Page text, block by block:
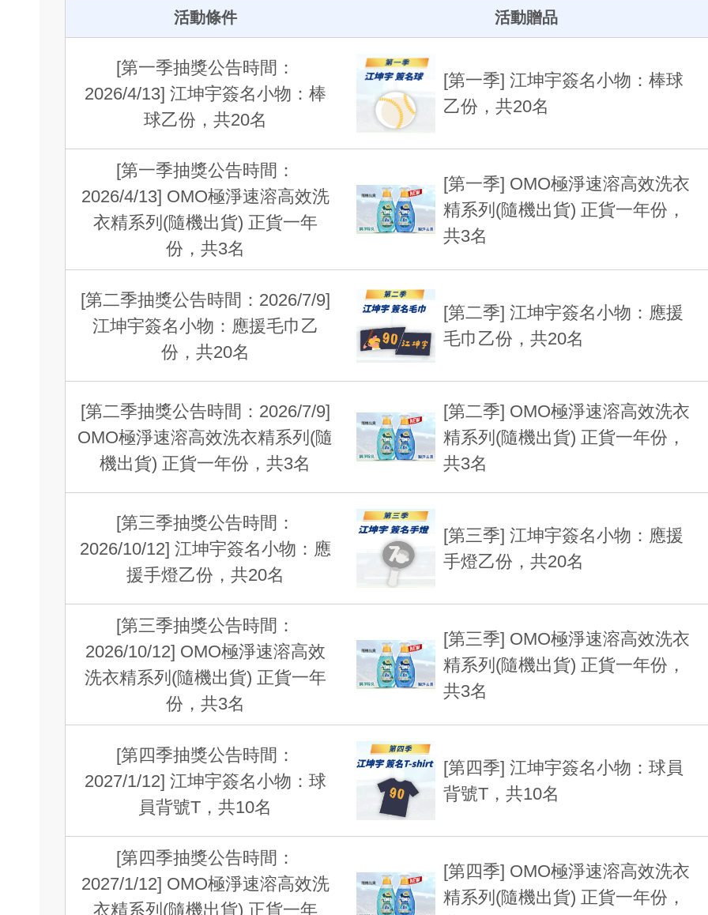
活動條件 活動贈品
[第一季抽獎公告時間：
2026/4/13] 江坤宇簽名小物：棒
球乙份，共20名
[第一季] 江坤宇簽名小物：棒球
乙份，共20名
[第一季抽獎公告時間：
2026/4/13] OMO極淨速溶高效洗
衣精系列(隨機出貨) 正貨一年
份，共3名
[第一季] OMO極淨速溶高效洗衣
精系列(隨機出貨) 正貨一年份，
共3名
[第二季抽獎公告時間：2026/7/9]
江坤宇簽名小物：應援毛巾乙
份，共20名
[第二季] 江坤宇簽名小物：應援
毛巾乙份，共20名
[第二季抽獎公告時間：2026/7/9]
OMO極淨速溶高效洗衣精系列(隨
機出貨) 正貨一年份，共3名
[第二季] OMO極淨速溶高效洗衣
精系列(隨機出貨) 正貨一年份，
共3名
[第三季抽獎公告時間：
2026/10/12] 江坤宇簽名小物：應
援手燈乙份，共20名
[第三季] 江坤宇簽名小物：應援
手燈乙份，共20名
[第三季抽獎公告時間：
2026/10/12] OMO極淨速溶高效
洗衣精系列(隨機出貨) 正貨一年
份，共3名
[第三季] OMO極淨速溶高效洗衣
精系列(隨機出貨) 正貨一年份，
共3名
[第四季抽獎公告時間：
2027/1/12] 江坤宇簽名小物：球
員背號T，共10名
[第四季] 江坤宇簽名小物：球員
背號T，共10名
[第四季抽獎公告時間：
2027/1/12] OMO極淨速溶高效洗
衣精系列(隨機出貨) 正貨一年
[第四季] OMO極淨速溶高效洗衣
精系列(隨機出貨) 正貨一年份，